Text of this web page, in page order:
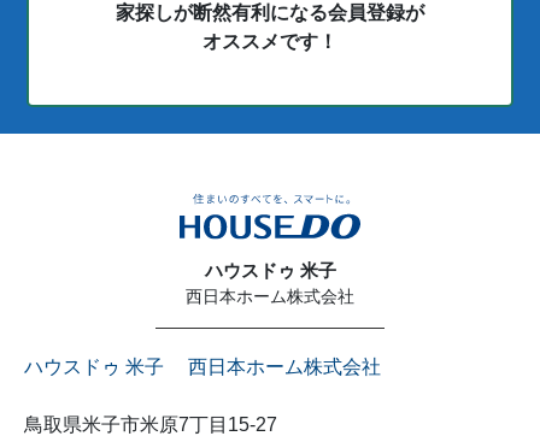
家探しが断然有利になる会員登録が
オススメです！
ハウスドゥ 米子
西日本ホーム株式会社
ハウスドゥ 米子 西日本ホーム株式会社
鳥取県米子市米原7丁目15-27